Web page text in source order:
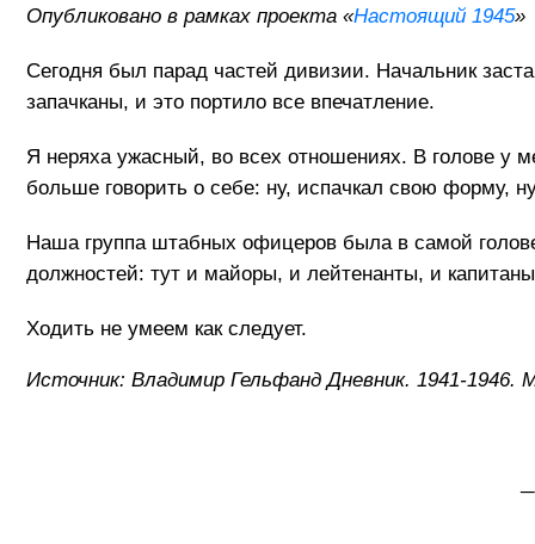
Опубликовано в рамках проекта «Настоящий 1945»
Сегодня был парад частей дивизии. Начальник
запачканы, и это портило все впечатление.
Я неряха ужасный, во всех отношениях. В голове у
больше говорить о себе: ну, испачкал свою форму,
Наша группа штабных офицеров была в самой
должностей: тут и майоры, и лейтенанты, и
Ходить не умеем как следует.
Источник: Владимир Гельфанд Дневник. 1941-